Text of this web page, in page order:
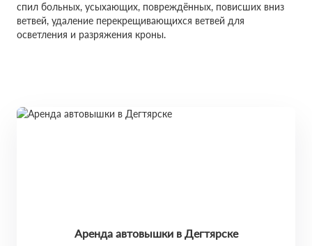
спил больных, усыхающих, повреждённых, повисших вниз
ветвей, удаление перекрещивающихся ветвей для
осветления и разряжения кроны.
Аренда автовышки в Дегтярске